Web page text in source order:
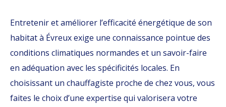
Entretenir et améliorer l’efficacité énergétique de son
habitat à Évreux exige une connaissance pointue des
conditions climatiques normandes et un savoir-faire
en adéquation avec les spécificités locales. En
choisissant un chauffagiste proche de chez vous, vous
faites le choix d’une expertise qui valorisera votre